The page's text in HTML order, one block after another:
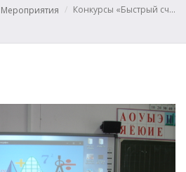
Мероприятия Конкурсы «Быстрый сч...